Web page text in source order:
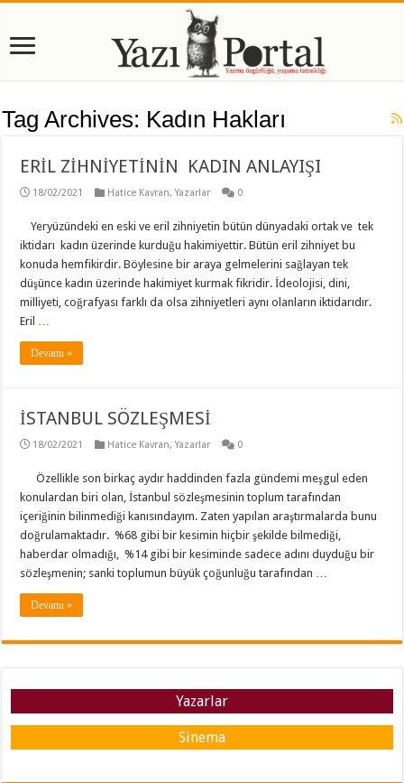
Tag Archives: Kadın Hakları
ERİL ZİHNİYETİNİN KADIN ANLAYIŞI
18/02/2021 Hatice Kavran,Yazarlar 0
Yeryüzündeki en eski ve eril zihniyetin bütün dünyadaki ortak ve tek
iktidarı kadın üzerinde kurduğu hakimiyettir. Bütün eril zihniyet bu
konuda hemfikirdir. Böylesine bir araya gelmelerini sağlayan tek
düşünce kadın üzerinde hakimiyet kurmak fikridir. İdeolojisi, dini,
milliyeti, coğrafyası farklı da olsa zihniyetleri aynı olanların iktidarıdır.
Eril …
Devamı »
İSTANBUL SÖZLEŞMESİ
18/02/2021 Hatice Kavran,Yazarlar 0
Özellikle son birkaç aydır haddinden fazla gündemi meşgul eden
konulardan biri olan, İstanbul sözleşmesinin toplum tarafından
içeriğinin bilinmediği kanısındayım. Zaten yapılan araştırmalarda bunu
doğrulamaktadır. %68 gibi bir kesimin hiçbir şekilde bilmediği,
haberdar olmadığı, %14 gibi bir kesiminde sadece adını duyduğu bir
sözleşmenin; sanki toplumun büyük çoğunluğu tarafından …
Devamı »
Yazarlar
Sinema